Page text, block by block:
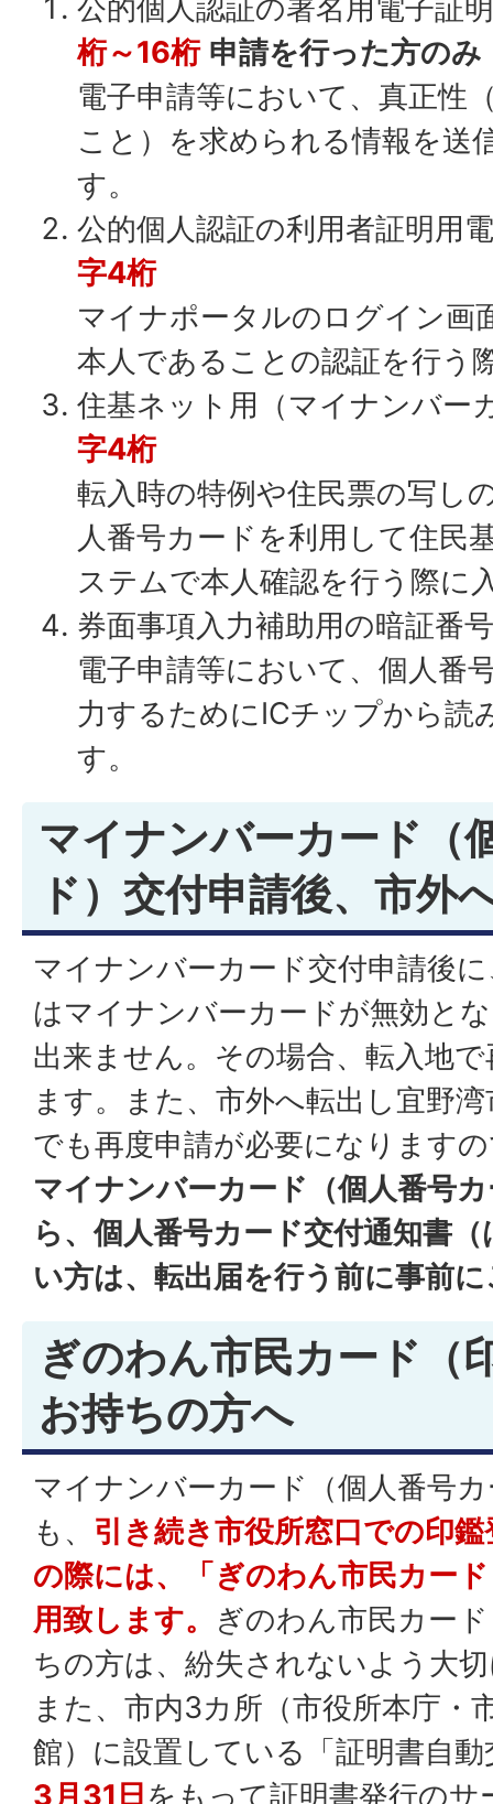
公的個人認証の署名用電子証
桁～16桁 申請を行った方のみ
電子申請等において、真正性
こと）を求められる情報を送
す。
公的個人認証の利用者証明用
字4桁
マイナポータルのログイン画
本人であることの認証を行う
住基ネット用（マイナンバー
字4桁
転入時の特例や住民票の写し
人番号カードを利用して住民
ステムで本人確認を行う際に
券面事項入力補助用の暗証番号
電子申請等において、個人番
力するためにICチップから読
す。
マイナンバーカード（
ド）交付申請後、市外
マイナンバーカード交付申請後
はマイナンバーカードが無効と
出来ません。その場合、転入地
ます。また、市外へ転出し宜野
でも再度申請が必要になります
マイナンバーカード（個人番号
ら、個人番号カード交付通知書
い方は、転出届を行う前に事前
ぎのわん市民カード（
お持ちの方へ
マイナンバーカード（個人番号
も、 引き続き市役所窓口での印
の際には、「ぎのわん市民カー
用致します。
ぎのわん市民カー
ちの方は、紛失されないよう大
また、市内3カ所（市役所本庁・
館）に設置している「証明書自
3月31日をもって証明書発行の